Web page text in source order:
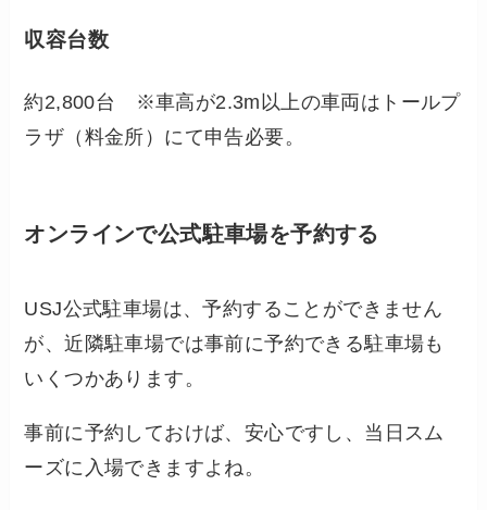
収容台数
約2,800台 ※車高が2.3m以上の車両はトールプ
ラザ（料金所）にて申告必要。
オンラインで公式駐車場を予約する
USJ公式駐車場は、予約することができません
が、近隣駐車場では事前に予約できる駐車場も
いくつかあります。
事前に予約しておけば、安心ですし、当日スム
ーズに入場できますよね。